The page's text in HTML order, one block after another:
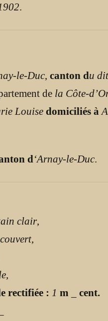
le-Duc canton du dit
de la Côte-
Louise domiciliés à
d‘Arnay-le-Duc
clair,
couvert,
,
rectifiée : 1 m
cent.